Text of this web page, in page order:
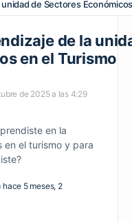
de Sectores
de la
en el Turismo
de 2025 a las 4:29
en la
en el turismo y para
hace 5 meses, 2